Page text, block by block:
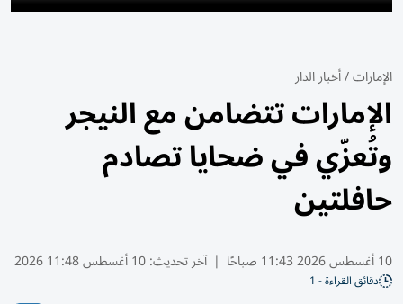
الإمارات/أخبار الدار
الإمارات تتضامن مع النيجر
وتُعزّي في ضحايا تصادم
حافلتين
10 أغسطس 2026 11:43 صباحًا | آخر تحديث:10 أغسطس 11:48 2026
دقائق القراءة - 1